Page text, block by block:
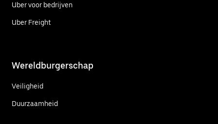
Uber voor bedrijven
Uber Freight
Wereldburgerschap
Veiligheid
Duurzaamheid